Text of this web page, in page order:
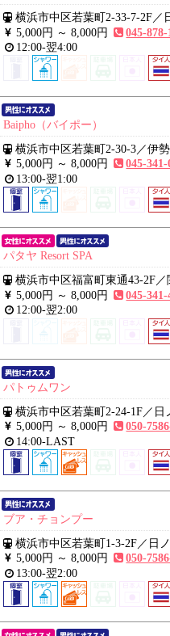
横浜市中区若葉町2-33-7-2F／
5,000円 ～8,000円
045-878-
12:00-翌4:00
Baipho（バイポー）
横浜市中区若葉町2-30-3／伊
5,000円 ～8,000円
045-341-
13:00-翌1:00
パタヤ Resort SPA
横浜市中区福富町東通43-2F／
5,000円 ～8,000円
045-341-
12:00-翌2:00
パトゥムワン
横浜市中区若葉町2-24-1F／ 日
5,000円 ～8,000円
050-
14:00-LAST
ブア・チョンプー
横浜市中区若葉町1-3-2F／ 日
5,000円 ～8,000円
050-
13:00-翌2:00